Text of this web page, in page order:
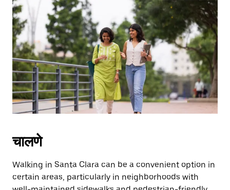
a
date.
Press
the
escape
button
to
close
the
calendar.
चालणे
Walking in Santa Clara can be a convenient option in
certain areas, particularly in neighborhoods with